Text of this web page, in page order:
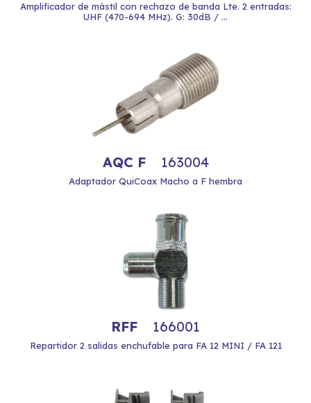
Amplificador de mástil con rechazo de banda Lte. 2 entradas:
UHF (470-694 MHz). G: 30dB / ...
AQC F 163004
Adaptador QuiCoax Macho a F hembra
RFF 166001
Repartidor 2 salidas enchufable para FA 12 MINI / FA 121